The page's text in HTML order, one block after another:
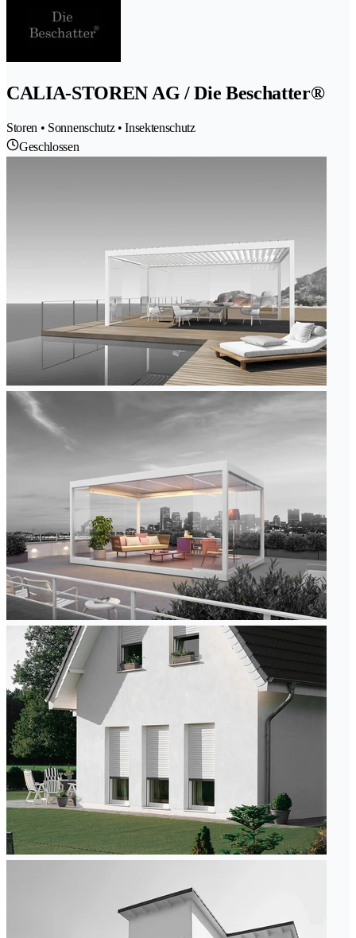
CALIA-STOREN AG / Die Beschatter®
Storen • Sonnenschutz • Insektenschutz
Geschlossen